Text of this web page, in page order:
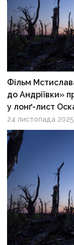
Фільм
до Андріївки»
у лонґ-лист
24 листопада 2025